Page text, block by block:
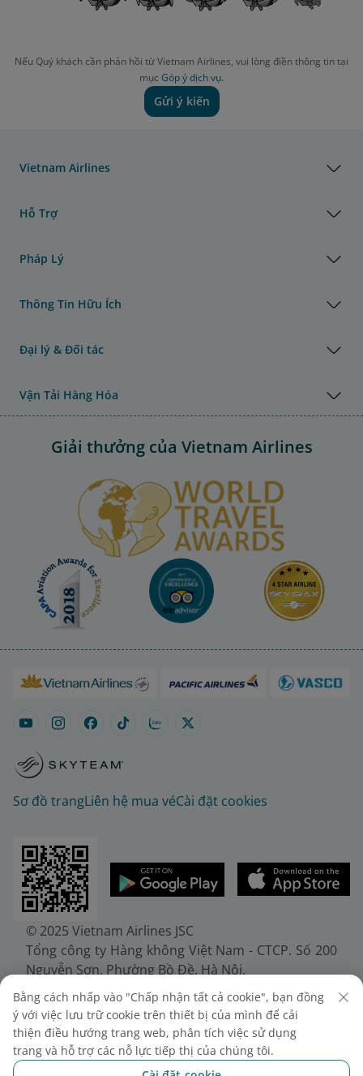
Nếu Quý khách cần phản hồi từ Vietnam Airlines, vui lòng điền thông tin tại
mục Góp ý dịch vụ.
Gửi ý kiến
Vietnam Airlines
Hỗ Trợ
Pháp Lý
Thông Tin Hữu Ích
Đại lý & Đối tác
Vận Tải Hàng Hóa
Giải thưởng của Vietnam Airlines
Sơ đồ trangLiên hệ mua véCài đặt cookies
© 2025 Vietnam Airlines JSC
Tổng công ty Hàng không Việt Nam - CTCP. Số 200
Nguyễn Sơn, Phường Bồ Đề, Hà Nội.
Điện thoại: (+84-24) 38272289. Fax: (+84-24)
38722375
Giấy chứng nhận đăng ký doanh nghiệp, mã số
doanh nghiệp 0100107518, đăng ký lần đầu ngày
30/6/2010, đăng ký thay đổi lần thứ 10 ngày
Bằng cách nhấp vào "Chấp nhận tất cả cookie", bạn đồng
ý với việc lưu trữ cookie trên thiết bị của mình để cải
thiện điều hướng trang web, phân tích việc sử dụng
trang và hỗ trợ các nỗ lực tiếp thị của chúng tôi.